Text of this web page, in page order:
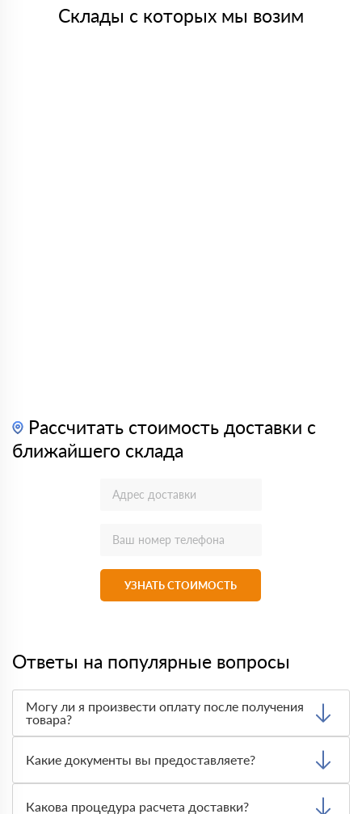
Склады с которых мы возим
Рассчитать стоимость доставки с
ближайшего склада
УЗНАТЬ СТОИМОСТЬ
Ответы на популярные вопросы
Могу ли я произвести оплату после получения
товара?
Тем не менее, если качество полученных вами товаров
неприемлемо, вы можете отказаться от них.
Какие документы вы предоставляете?
как сертификаты подлинности, удостоверения качества
Какова процедура расчета доставки?